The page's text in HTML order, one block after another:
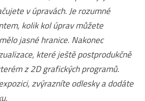
v úpravách. Je rozumné
kolik kol úprav můžete
jasné hranice. Nakonec
které ještě postprodukčně
z 2D grafických programů.
zvýrazníte odlesky a dodáte